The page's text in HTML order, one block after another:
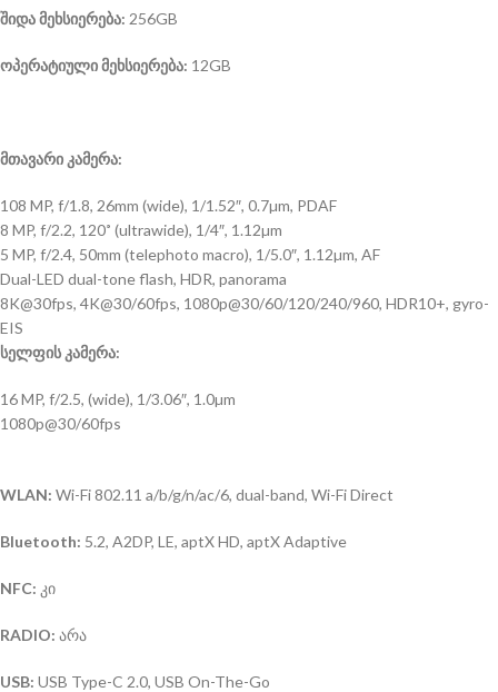
შიდა მეხსიერება: 256GB
ოპერატიული მეხსიერება: 12GB
მთავარი კამერა:
108 MP, f/1.8, 26mm (wide), 1/1.52″, 0.7µm, PDAF
8 MP, f/2.2, 120˚ (ultrawide), 1/4″, 1.12µm
5 MP, f/2.4, 50mm (telephoto macro), 1/5.0″, 1.12µm, AF
Dual-LED dual-tone flash, HDR, panorama
8K@30fps, 4K@30/60fps, 1080p@30/60/120/240/960, HDR10+, gyro-
EIS
სელფის კამერა:
16 MP, f/2.5, (wide), 1/3.06″, 1.0µm
1080p@30/60fps
WLAN: Wi-Fi 802.11 a/b/g/n/ac/6, dual-band, Wi-Fi Direct
Bluetooth: 5.2, A2DP, LE, aptX HD, aptX Adaptive
NFC: კი
RADIO: არა
USB: USB Type-C 2.0, USB On-The-Go